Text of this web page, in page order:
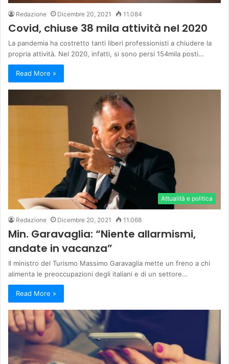
Redazione Dicembre 20, 2021 11.084
Covid, chiuse 38 mila attività nel 2020
La pandemia ha costretto tanti liberi professionisti a chiudere la
propria attività. Nel 2020, infatti, si sono persi 154mila posti…
Read More »
Attualità e politica
Redazione Dicembre 20, 2021 11.068
Min. Garavaglia: “Niente allarmismi,
andate in vacanza”
Il ministro del Turismo Massimo Garavaglia mette un freno a chi
alimenta le preoccupazioni degli italiani e di un settore…
Read More »